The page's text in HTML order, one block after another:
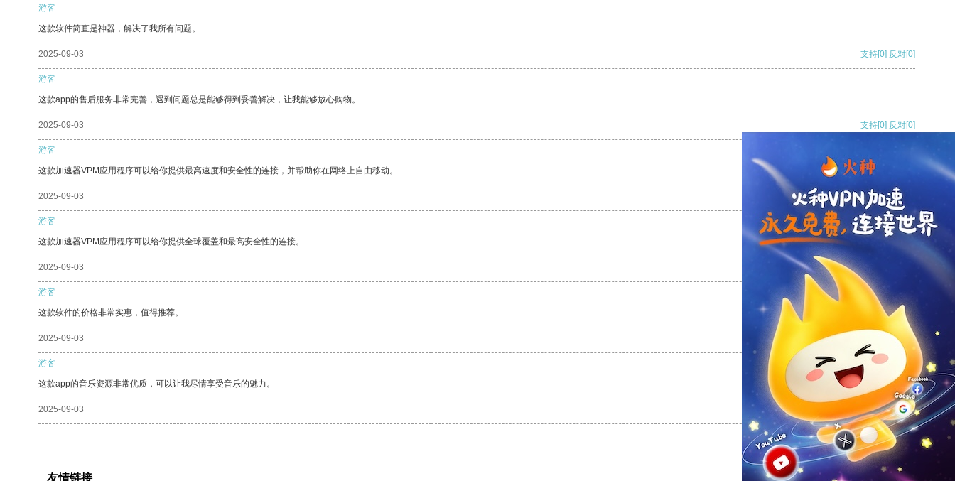
游客
这款软件简直是神器，解决了我所有问题。
2025-09-03 支持[0] 反对[0]
游客
这款app的售后服务非常完善，遇到问题总是能够得到妥善解决，让我能够放心购物。
2025-09-03 支持[0] 反对[0]
游客
这款加速器VPM应用程序可以给你提供最高速度和安全性的连接，并帮助你在网络上自由移动。
2025-09-03 支持[0] 反对
游客
这款加速器VPM应用程序可以给你提供全球覆盖和最高安全性的连接。
2025-09-03 支持
游客
这款软件的价格非常实惠，值得推荐。
2025-09-03 反对 [0]
游客
这款app的音乐资源非常优质，可以让我尽情享受音乐的魅力。
2025-09-03 支持[0] 反对[0]
友情链接